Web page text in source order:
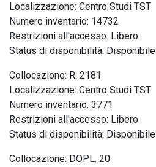
Localizzazione: Centro Studi TST
Numero inventario: 14732
Restrizioni all'accesso: Libero
Status di disponibilità: Disponibile
Collocazione: R. 2181
Localizzazione: Centro Studi TST
Numero inventario: 3771
Restrizioni all'accesso: Libero
Status di disponibilità: Disponibile
Collocazione: DOPL. 20